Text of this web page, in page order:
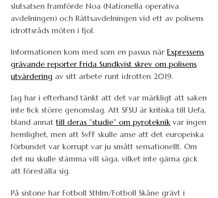
slutsatsen framförde Noa (Nationella operativa
avdelningen) och Rättsavdelningen vid ett av polisens
idrottsråds möten i fjol.
Informationen kom med som en passus närExpressens
grävande reporter Frida Sundkvist skrev om polisens
utvärdering av sitt arbete runt idrotten 2019.
Jag har i efterhand tänkt att det var märkligt att saken
inte fick större genomslag. Att SFSU är kritiska till Uefa,
bland annattill deras ”studie” om pyroteknik var ingen
hemlighet, men att SvFF skulle anse att det europeiska
förbundet var korrupt var ju smått sensationellt. Om
det nu skulle stämma vill säga, vilket inte gärna gick
att föreställa sig.
På sistone har Fotboll Sthlm/Fotboll Skåne grävt i